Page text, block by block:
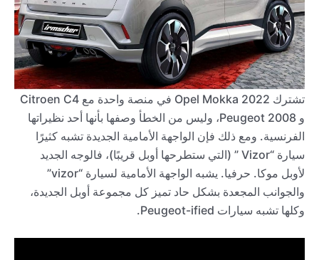
تشترك 2022 Opel Mokka في منصة واحدة مع Citroen C4
و Peugeot 2008، وليس من الخطأ وصفها بأنها أحد نظيراتها
الفرنسية. ومع ذلك فإن الواجهة الأمامية الجديدة تشبه كثيرًا
سيارة “Vizor ” (التي ستطرحها أوبل قريبًا)، فالوجه الجديد
لأوبل موكا. حرفيا. يشبه الواجهة الأمامية لسيارة “vizor”
والجوانب المجعدة بشكل حاد تميز كل مجموعة أوبل الجديدة،
وكلها تشبه سيارات Peugeot-ified.